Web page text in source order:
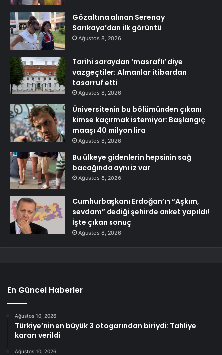
Gözaltına alınan Serenay
Sarıkaya’dan ilk görüntü
Ağustos 8, 2026
Tarihi saraydan ‘masraflı’ diye
vazgeçtiler: Almanlar itibardan
tasarruf etti
Ağustos 8, 2026
Üniversitenin bu bölümünden çıkanı
kimse kaçırmak istemiyor: Başlangıç
maaşı 40 milyon lira
Ağustos 8, 2026
Bu ülkeye gidenlerin hepsinin sağ
bacağında aynı iz var
Ağustos 8, 2026
Cumhurbaşkanı Erdoğan’ın “Aşkım,
sevdam” dediği şehirde anket yapıldı!
İşte çıkan sonuç
Ağustos 8, 2026
En Güncel Haberler
Ağustos 10, 2026
Türkiye’nin en büyük 3 otogarından biriydi: Tahliye
kararı verildi
Ağustos 10, 2026